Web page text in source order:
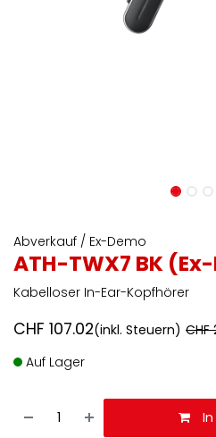
Abverkauf / Ex-Demo
ATH-TWX7 BK
Kabelloser In-Ear-Kopfhörer
CHF 107.02(inkl. Steuern) CHF
Auf Lager